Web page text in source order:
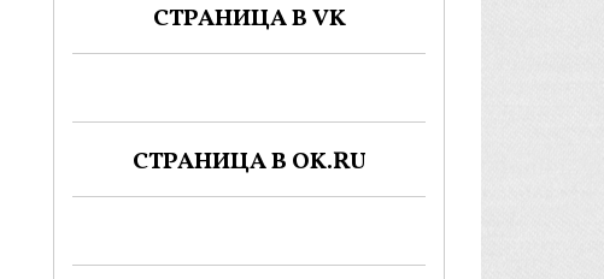
СТРАНИЦА В VK
СТРАНИЦА В OK.RU